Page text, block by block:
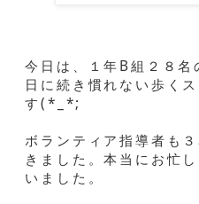
今日は、１年B組２８
日に続き慣れない歩く
す(*_*;
ボランティア指導者も
きました。本当にお忙
いました。